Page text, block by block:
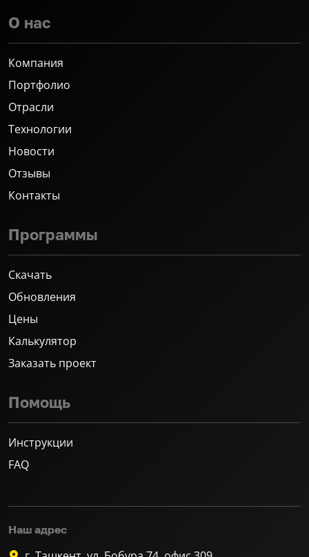
О нас
Компания
Портфолио
Отрасли
Технологии
Новости
Отзывы
Контакты
Программы
Скачать
Обновления
Цены
Калькулятор
Заказать проект
Помощь
Инструкции
FAQ
Наш адрес